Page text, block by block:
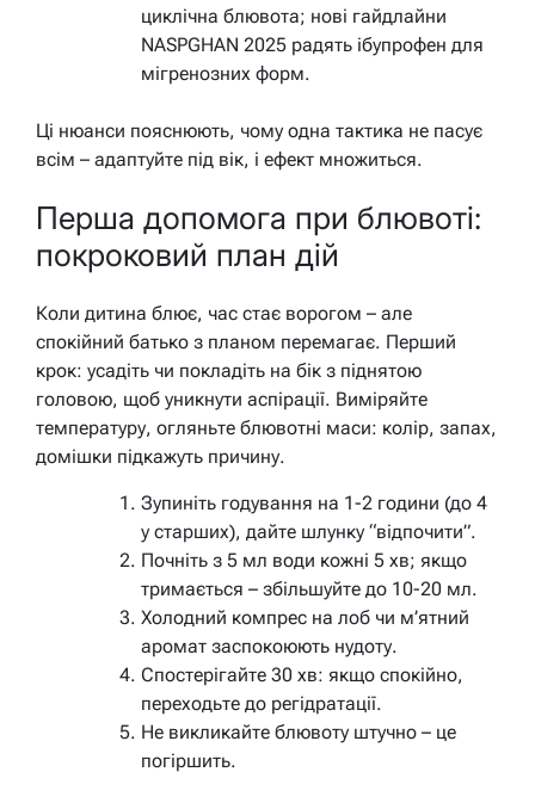
циклічна блювота; нові гайдлайни
NASPGHAN 2025 радять ібупрофен для
мігренозних форм.
Ці нюанси пояснюють, чому одна тактика не пасує
всім – адаптуйте під вік, і ефект множиться.
Перша допомога при блювоті:
покроковий план дій
Коли дитина блює, час стає ворогом – але
спокійний батько з планом перемагає. Перший
крок: усадіть чи покладіть на бік з піднятою
головою, щоб уникнути аспірації. Виміряйте
температуру, огляньте блювотні маси: колір, запах,
домішки підкажуть причину.
Зупиніть годування на 1-2 години (до 4
у старших), дайте шлунку “відпочити”.
Почніть з 5 мл води кожні 5 хв; якщо
тримається – збільшуйте до 10-20 мл.
Холодний компрес на лоб чи м’ятний
аромат заспокоюють нудоту.
Спостерігайте 30 хв: якщо спокійно,
переходьте до регідратації.
Не викликайте блювоту штучно – це
погіршить.